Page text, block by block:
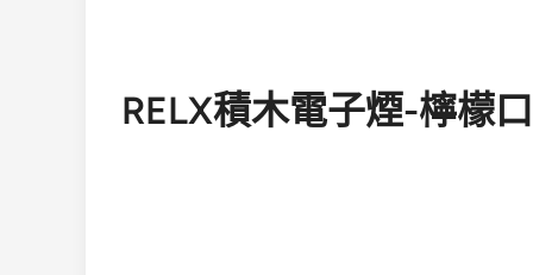
RELX積木電子煙-檸檬